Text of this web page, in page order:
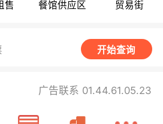
售 餐馆供应区 贸易街
开始查询
广告联系 01.44.61.05.23